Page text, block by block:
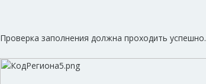
Проверка заполнения должна проходить успешно.